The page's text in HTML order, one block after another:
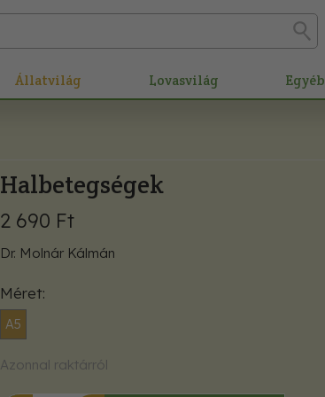
Állatvilág Lovasvilág Egyéb
Halbetegségek
2 690 Ft
Dr. Molnár Kálmán
Méret
A5
Azonnal raktárról